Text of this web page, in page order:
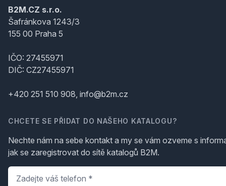
B2M.CZ s.r.o.
Šafránkova 1243/3
155 00 Praha 5
IČO: 27455971
DIČ: CZ27455971
+420 251 510 908, info@b2m.cz
CHCETE SE PŘIDAT DO NAŠEHO KATALOGU?
Nechte nám na sebe kontakt a my se vám ozveme s
jak se zaregistrovat do sítě katalogů B2M.
Telefon